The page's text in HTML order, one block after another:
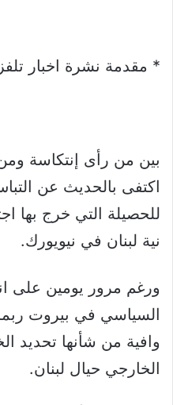
* مقدمة نشرة اخبار
بين من رأى إنتكاسة
اكتفى بالحديث عن
للحصيلة التي خرج بها
نية لبنان في نيويورك.
ورغم مرور يومين على
السياسي في بيروت
وافية من شأنها تحديد
الخارجي حيال لبنان.